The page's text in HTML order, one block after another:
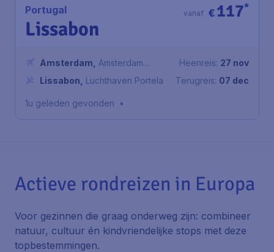
Portugal
Lissabon
€117*
vanaf
Amsterdam
Amsterdam
Airport Schiphol
Lissabon Luchthaven Portela
Heenreis: 27 nov
Terugreis: 07 dec
1u geleden gevonden •
Actieve rondreizen in Europa
Voor gezinnen die graag onderweg zijn: combineer
natuur, cultuur én kindvriendelijke stops met deze
topbestemmingen.